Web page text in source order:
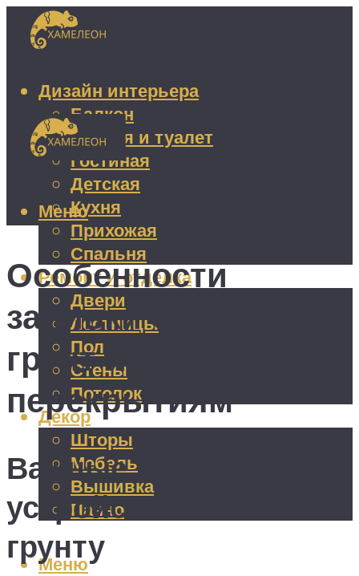
Дизайн интерьера
Балкон
Ванная и туалет
Гостиная
Детская
Кухня
Прихожая
Спальня
Ремонт и отделка
Двери
Лестницы
Пол
Стены
Потолок
Декор
Шторы
Мебель
Вышивка
Панно
Меню
Меню
Особенности
заливки бетона на
грунт и по
перекрытиям
Важные моменты при
устройстве пола по
грунту